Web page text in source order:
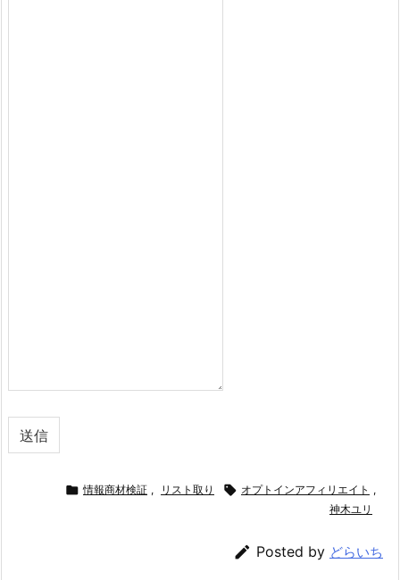
送信
 情報商材検証 , リスト取り  オプトインアフィリエイト ,
神木ユリ
 Posted by どらいち